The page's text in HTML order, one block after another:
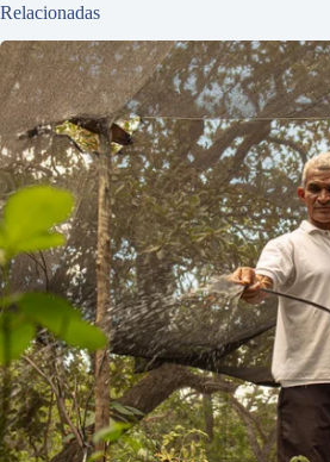
Relacionadas